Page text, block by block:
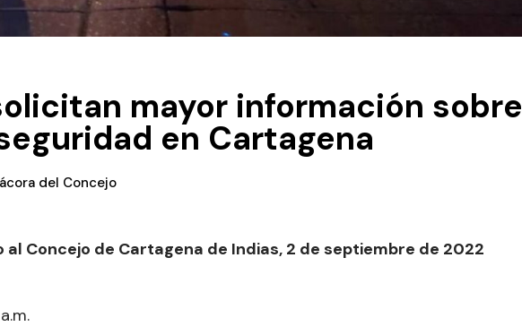
mayor información sobre
en Cartagena
del Concejo
Concejo de Cartagena de Indias, 2 de septiembre de 2022